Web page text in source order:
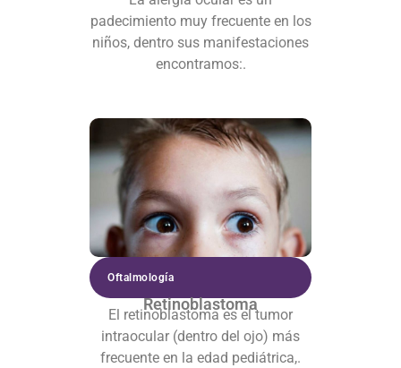
padecimiento muy frecuente en los
niños, dentro sus manifestaciones
encontramos:.
Oftalmología
Retinoblastoma
El retinoblastoma es el tumor
intraocular (dentro del ojo) más
frecuente en la edad pediátrica,.